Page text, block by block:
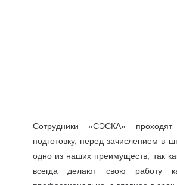
Сотрудники «СЭСКА» проходят
подготовку, перед зачислением в
одно из наших преимуществ, так
всегда делают свою работу